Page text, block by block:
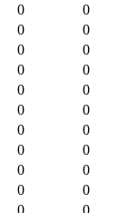
0
0
0
0
0
0
0
0
0
0
0
0
0
0
0
0
0
0
0
0
0
0